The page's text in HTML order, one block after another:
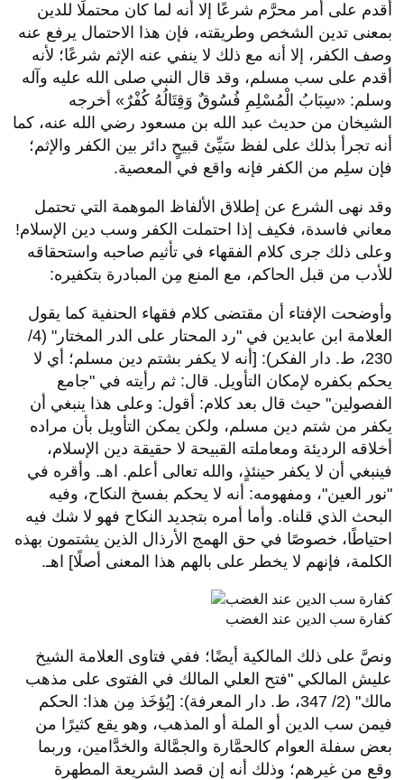
أقدم على أمر محرَّم شرعًا إلا أنه لما كان محتملًا للدين
بمعنى تدين الشخص وطريقته، فإن هذا الاحتمال يرفع عنه
وصف الكفر، إلا أنه مع ذلك لا ينفي عنه الإثم شرعًا؛ لأنه
أقدم على سب مسلم، وقد قال النبي صلى الله عليه وآله
وسلم: «سِبَابُ الْمُسْلِمِ فُسُوقٌ وَقِتَالُهُ كُفْرٌ» أخرجه
الشيخان من حديث عبد الله بن مسعود رضي الله عنه، كما
أنه تجرأ بذلك على لفظ سَيِّئ قبيحٍ دائر بين الكفر والإثم؛
فإن سلِم من الكفر فإنه واقع في المعصية.
وقد نهى الشرع عن إطلاق الألفاظ الموهمة التي تحتمل
معاني فاسدة، فكيف إذا احتملت الكفر وسب دين الإسلام!
وعلى ذلك جرى كلام الفقهاء في تأثيم صاحبه واستحقاقه
للأدب من قبل الحاكم، مع المنع مِن المبادرة بتكفيره:
وأوضحت الإفتاء أن مقتضى كلام فقهاء الحنفية كما يقول
العلامة ابن عابدين في "رد المحتار على الدر المختار" (4/
230، ط. دار الفكر): [أنه لا يكفر بشتم دين مسلم؛ أي لا
يحكم بكفره لإمكان التأويل. قال: ثم رأيته في "جامع
الفصولين" حيث قال بعد كلام: أقول: وعلى هذا ينبغي أن
يكفر من شتم دين مسلم، ولكن يمكن التأويل بأن مراده
أخلاقه الرديئة ومعاملته القبيحة لا حقيقة دين الإسلام،
فينبغي أن لا يكفر حينئذٍ، والله تعالى أعلم. اهـ. وأقره في
"نور العين"، ومفهومه: أنه لا يحكم بفسخ النكاح، وفيه
البحث الذي قلناه. وأما أمره بتجديد النكاح فهو لا شك فيه
احتياطًا، خصوصًا في حق الهمج الأرذال الذين يشتمون بهذه
الكلمة، فإنهم لا يخطر على بالهم هذا المعنى أصلًا] اهـ.
كفارة سب الدين عند الغضب
ونصَّ على ذلك المالكية أيضًا؛ ففي فتاوى العلامة الشيخ
عليش المالكي "فتح العلي المالك في الفتوى على مذهب
مالك" (2/ 347، ط. دار المعرفة): [يُؤخَذ مِن هذا: الحكم
فيمن سب الدين أو الملة أو المذهب، وهو يقع كثيرًا من
بعض سفلة العوام كالحمَّارة والجمَّالة والخدَّامين، وربما
وقع من غيرهم؛ وذلك أنه إن قصد الشريعة المطهرة